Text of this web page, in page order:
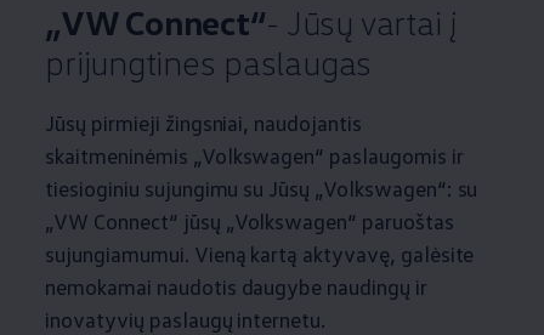
„VW Connect“- Jūsų vartai į
prijungtines paslaugas
Jūsų pirmieji žingsniai, naudojantis
skaitmeninėmis „Volkswagen“ paslaugomis ir
tiesioginiu sujungimu su Jūsų „Volkswagen“: su
„VW Connect“ jūsų „Volkswagen“ paruoštas
sujungiamumui. Vieną kartą aktyvavę, galėsite
nemokamai naudotis daugybe naudingų ir
inovatyvių paslaugų internetu.